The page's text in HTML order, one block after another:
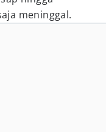
meninggal.